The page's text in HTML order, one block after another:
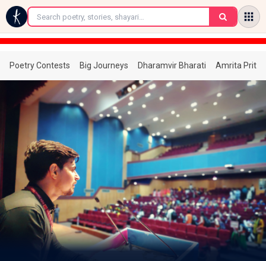
←
Poetry Contests Big Journeys Dharamvir Bharati Amrita